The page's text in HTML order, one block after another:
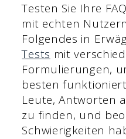
Testen Sie Ihre
mit echten
Folgendes in
Tests mit
Formulierungen,
besten
Leute, Antworten
zu finden, und
Schwierigkeiten